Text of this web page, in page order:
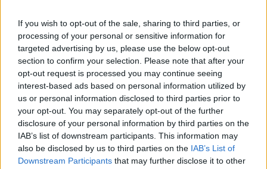
If you wish to opt-out of the sale, sharing to third parties, or
processing of your personal or sensitive information for
targeted advertising by us, please use the below opt-out
section to confirm your selection. Please note that after your
opt-out request is processed you may continue seeing
interest-based ads based on personal information utilized by
us or personal information disclosed to third parties prior to
your opt-out. You may separately opt-out of the further
disclosure of your personal information by third parties on the
IAB’s list of downstream participants. This information may
also be disclosed by us to third parties on the IAB’s List of
Downstream Participants that may further disclose it to other
duidelijkheid bij Ajax
Blind kan bij Ajax de speler naast Míchel worden
“Twente was toen niet haalbaar”: Weghorst blikt
terug op Ajax-keuze
De transferprioriteiten van Ajax worden steeds
duidelijker